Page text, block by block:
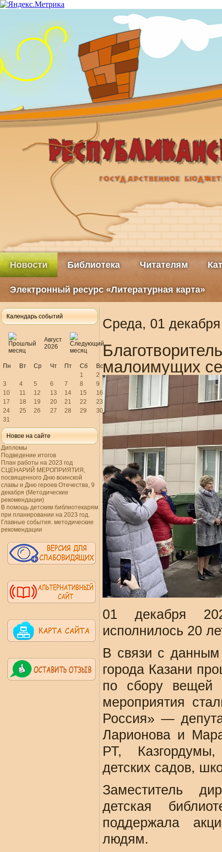
Новости Библиотека Читателям
Электронный ресурс «Литературная карта»
Календарь событий
Август
2026
Пн Вт Ср Чт Пт Сб
Вс
1
2
3
4 5 6 7 8
9
10
11 12 13 14 15
16
17
18 19 20 21 22
23
24
25 26 27 28 29
30
31
Новое на сайте
Дипломы
Подведение итогов
План работы на 2023 год
СЦЕНАРИЙ МЕРОПРИЯТИЯ,
посвященного Дню воинской
славы и Дню героев Отечества, 9
декабря (Методические
рекомендации)
В помощь детским библиотекарям
при планировании на 2023 год.
Главные события. методические
рекомендации
Среда, 01
малоимущих
01 декабря
исполнилось 20
В связи с
города Казани
по сбору вещей
мероприятия
Россия» —
Ларионова и
РТ, Казгордумы,
детских садов,
Заместитель
детская
поддержала
людям.